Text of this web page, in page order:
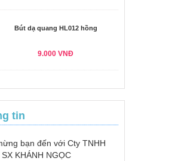
Bút dạ quang HL012 hồng
9.000 VNĐ
tin
bạn đến với Cty TNHH
KHÁNH NGỌC